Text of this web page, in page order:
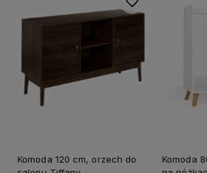
Komoda 120 cm, orzech do
Komoda